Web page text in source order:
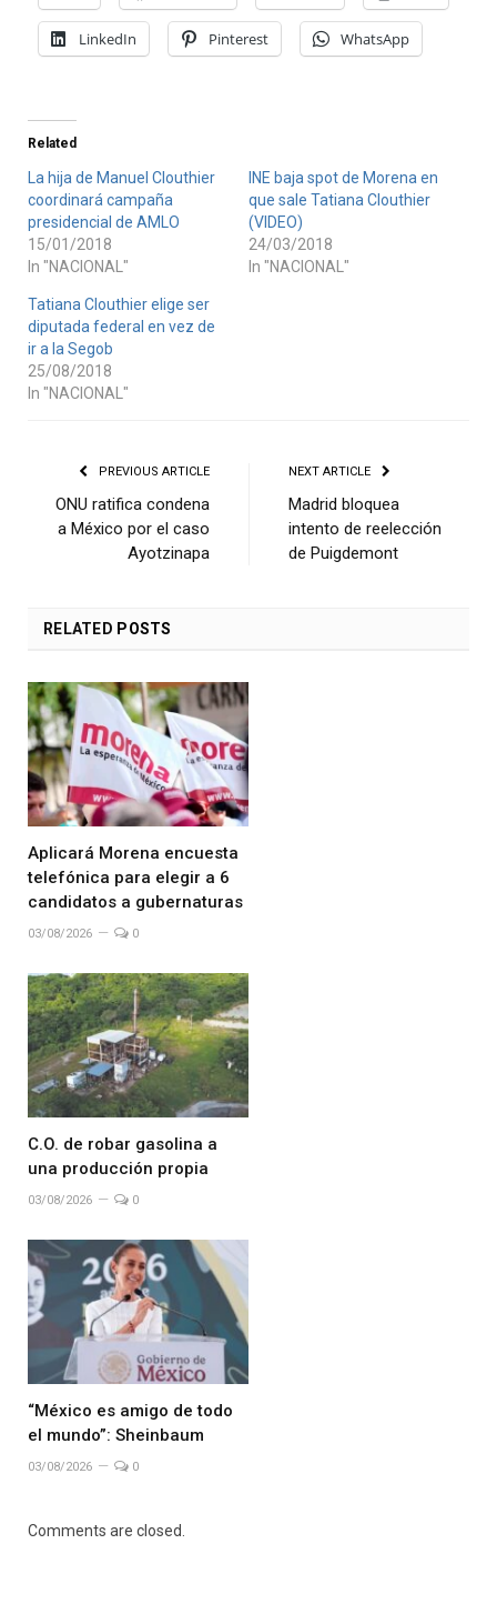
LinkedIn Pinterest WhatsApp
Related
La hija de Manuel Clouthier
coordinará campaña
presidencial de AMLO
15/01/2018
In "NACIONAL"
INE baja spot de Morena en
que sale Tatiana Clouthier
(VIDEO)
24/03/2018
In "NACIONAL"
Tatiana Clouthier elige ser
diputada federal en vez de
ir a la Segob
25/08/2018
In "NACIONAL"
PREVIOUS ARTICLE
ONU ratifica condena
a México por el caso
Ayotzinapa
NEXT ARTICLE
Madrid bloquea
intento de reelección
de Puigdemont
RELATED POSTS
Aplicará Morena encuesta
telefónica para elegir a 6
candidatos a gubernaturas
03/08/2026 0
C.O. de robar gasolina a
una producción propia
03/08/2026 0
“México es amigo de todo
el mundo”: Sheinbaum
03/08/2026 0
Comments are closed.